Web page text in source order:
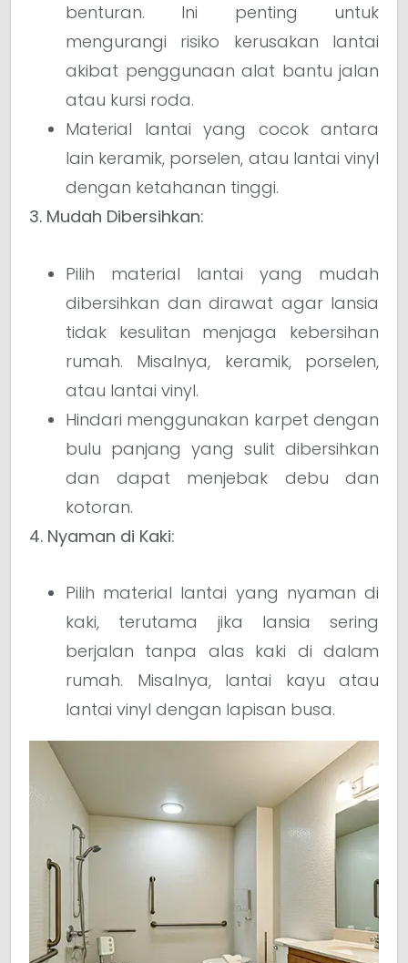
benturan. Ini penting untuk
mengurangi risiko kerusakan lantai
akibat penggunaan alat bantu jalan
atau kursi roda.
Material lantai yang cocok antara
lain keramik, porselen, atau lantai vinyl
dengan ketahanan tinggi.
3. Mudah Dibersihkan:
Pilih material lantai yang mudah
dibersihkan dan dirawat agar lansia
tidak kesulitan menjaga kebersihan
rumah. Misalnya, keramik, porselen,
atau lantai vinyl.
Hindari menggunakan karpet dengan
bulu panjang yang sulit dibersihkan
dan dapat menjebak debu dan
kotoran.
4. Nyaman di Kaki:
Pilih material lantai yang nyaman di
kaki, terutama jika lansia sering
berjalan tanpa alas kaki di dalam
rumah. Misalnya, lantai kayu atau
lantai vinyl dengan lapisan busa.